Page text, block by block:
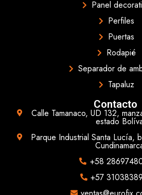
Panel
Perfiles
Puertas
Rodapié
Separador de
Tapaluz
Contacto
Calle Tamanaco, UD 132,
estado
Parque Industrial Santa Lucía,
+58
+57